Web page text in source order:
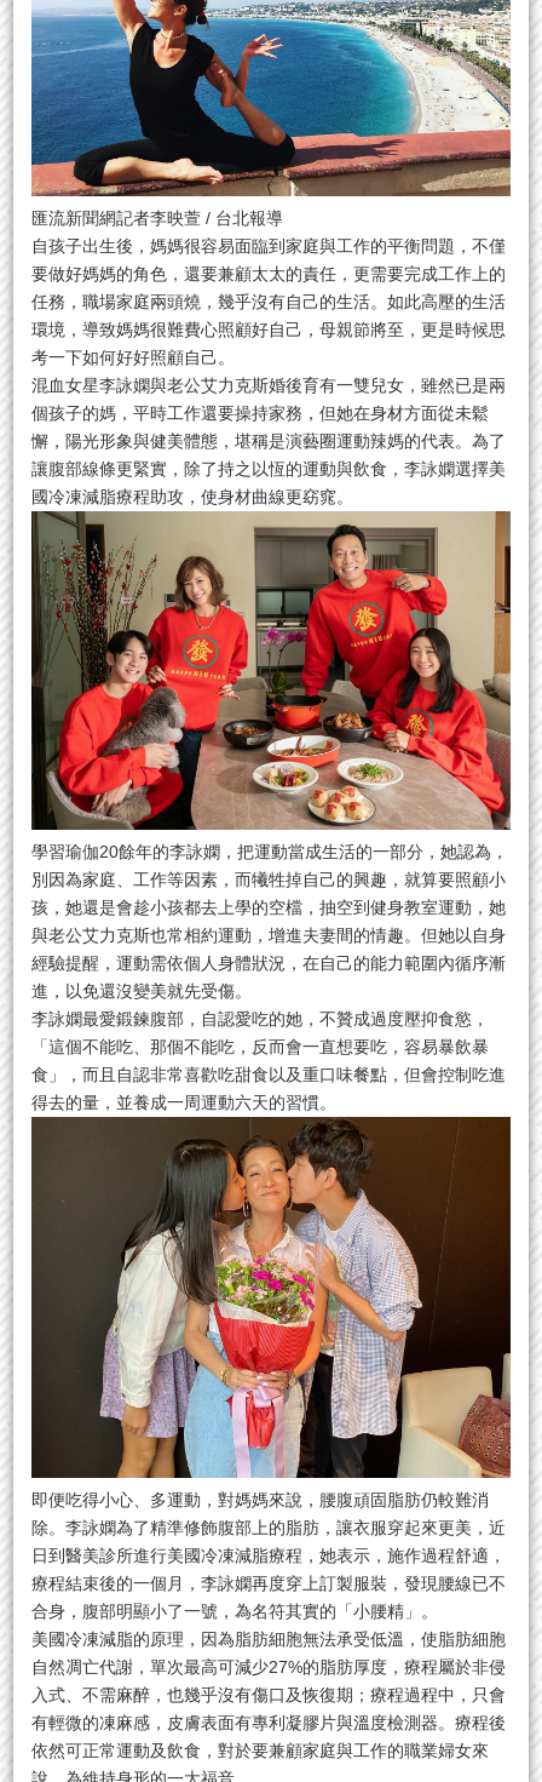
匯流新聞網記者李映萱 / 台北報導
自孩子出生後，媽媽很容易面臨到家庭與工作的平衡問題，不僅
要做好媽媽的角色，還要兼顧太太的責任，更需要完成工作上的
任務，職場家庭兩頭燒，幾乎沒有自己的生活。如此高壓的生活
環境，導致媽媽很難費心照顧好自己，母親節將至，更是時候思
考一下如何好好照顧自己。
混血女星李詠嫻與老公艾力克斯婚後育有一雙兒女，雖然已是兩
個孩子的媽，平時工作還要操持家務，但她在身材方面從未鬆
懈，陽光形象與健美體態，堪稱是演藝圈運動辣媽的代表。為了
讓腹部線條更緊實，除了持之以恆的運動與飲食，李詠嫻選擇美
國冷凍減脂療程助攻，使身材曲線更窈窕。
學習瑜伽20餘年的李詠嫻，把運動當成生活的一部分，她認為，
別因為家庭、工作等因素，而犧牲掉自己的興趣，就算要照顧小
孩，她還是會趁小孩都去上學的空檔，抽空到健身教室運動，她
與老公艾力克斯也常相約運動，增進夫妻間的情趣。但她以自身
經驗提醒，運動需依個人身體狀況，在自己的能力範圍內循序漸
進，以免還沒變美就先受傷。
李詠嫻最愛鍛鍊腹部，自認愛吃的她，不贊成過度壓抑食慾，
「這個不能吃、那個不能吃，反而會一直想要吃，容易暴飲暴
食」，而且自認非常喜歡吃甜食以及重口味餐點，但會控制吃進
得去的量，並養成一周運動六天的習慣。
即便吃得小心、多運動，對媽媽來說，腰腹頑固脂肪仍較難消
除。李詠嫻為了精準修飾腹部上的脂肪，讓衣服穿起來更美，近
日到醫美診所進行美國冷凍減脂療程，她表示，施作過程舒適，
療程結束後的一個月，李詠嫻再度穿上訂製服裝，發現腰線已不
合身，腹部明顯小了一號，為名符其實的「小腰精」。
美國冷凍減脂的原理，因為脂肪細胞無法承受低溫，使脂肪細胞
自然凋亡代謝，單次最高可減少27%的脂肪厚度，療程屬於非侵
入式、不需麻醉，也幾乎沒有傷口及恢復期；療程過程中，只會
有輕微的凍麻感，皮膚表面有專利凝膠片與溫度檢測器。療程後
依然可正常運動及飲食，對於要兼顧家庭與工作的職業婦女來